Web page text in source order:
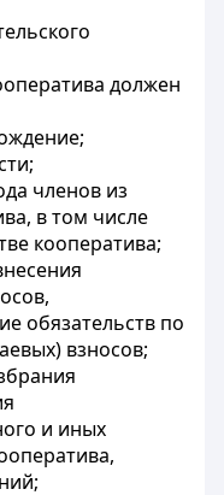
должен
членов из
в том числе
кооператива;
обязательств по
взносов;
и иных